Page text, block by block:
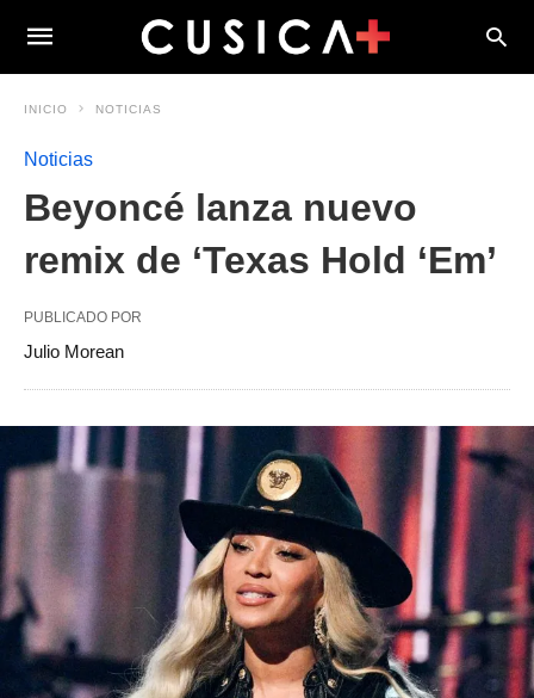
INICIO NOTICIAS
Noticias
Beyoncé lanza nuevo
remix de ‘Texas Hold ‘Em’
PUBLICADO POR
Julio Morean